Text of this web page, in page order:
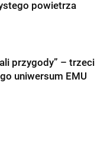
powietrza
przygody” – trzeci
uniwersum EMU